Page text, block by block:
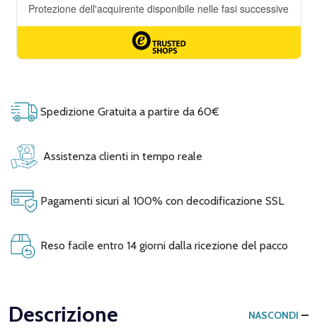
Spedizione Gratuita a partire da 60€
Assistenza clienti in tempo reale
Pagamenti sicuri al 100% con decodificazione SSL
Reso facile entro 14 giorni dalla ricezione del pacco
Descrizione NASCONDI